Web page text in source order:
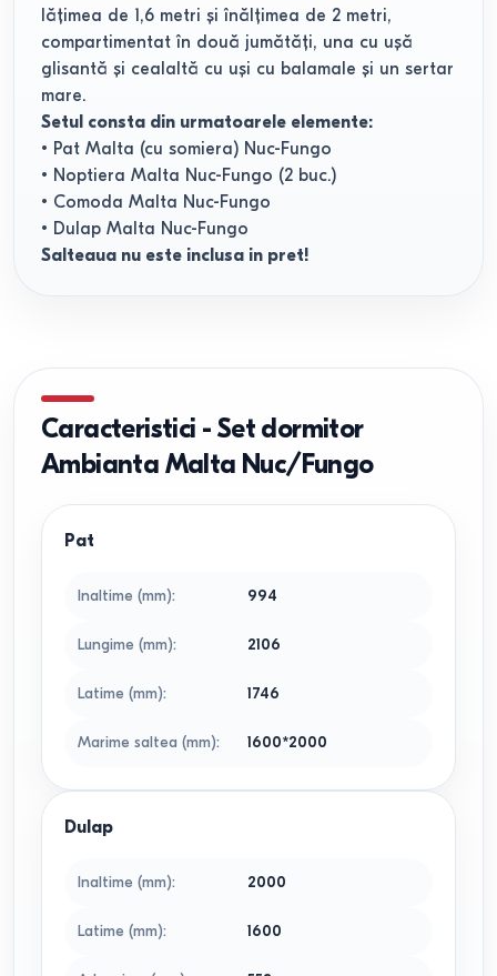
lățimea de 1,6 metri și înălțimea de 2 metri,
compartimentat în două jumătăți, una cu ușă
glisantă și cealaltă cu uși cu balamale și un sertar
mare.
Setul consta din urmatoarele elemente:
• Pat Malta (cu somiera) Nuc-Fungo
• Noptiera Malta Nuc-Fungo (2 buc.)
• Comoda Malta Nuc-Fungo
• Dulap Malta Nuc-Fungo
Salteaua nu este inclusa in pret!
Caracteristici - Set dormitor
Ambianta Malta Nuc/Fungo
Pat
Inaltime (mm): 994
Lungime (mm): 2106
Latime (mm): 1746
Marime saltea (mm): 1600*2000
Dulap
Inaltime (mm): 2000
Latime (mm): 1600